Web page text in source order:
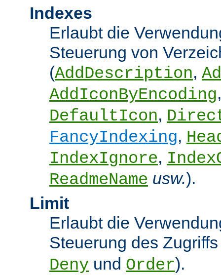
Indexes
Erlaubt die
Steuerung von
(AddDescription,
AddIconByEncoding
DefaultIcon,
FancyIndexing,
IndexIgnore,
ReadmeName usw.).
Limit
Erlaubt die
Steuerung des
Deny und Order).